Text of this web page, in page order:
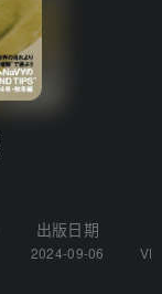
出版日期
2024-09-06